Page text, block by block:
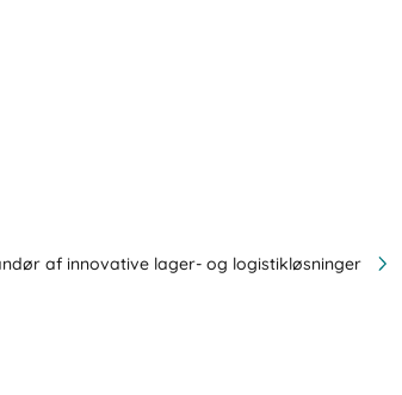
af innovative lager- og logistikløsninger